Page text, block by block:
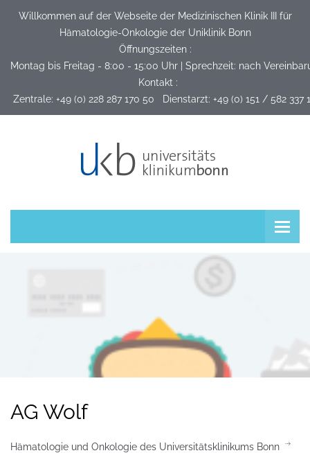
Willkommen auf der Webseite der Medizinischen Klinik III für
Hämatologie-Onkologie der Uniklinik Bonn
Öffnungszeiten :
Montag bis Freitag - 8:00 - 15:00 Uhr | Sprechzeit: nach
Kontakt :
Zentrale: +49 (0) 228 287 170 50   Dienstarzt: +49 (0) 151 / 582 337
AG Wolf
Hämatologie und Onkologie des Universitätsklinikums Bonn